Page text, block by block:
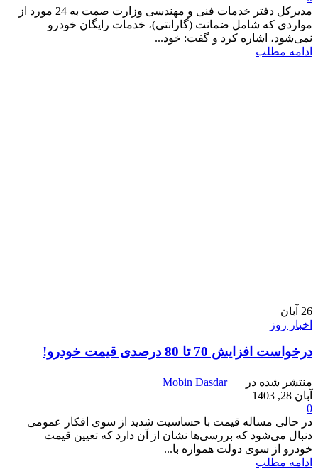
مدیرکل دفتر خدمات فنی و مهندسی وزارت صمت به 24 مورد از
مواردی که شامل ضمانت (گارانتی)، خدمات رایگان خودرو
نمی‌شود، اشاره کرد و گفت: خود...
ادامه مطلب
26 آبان
اخبار روز
درخواست افزایش 70 تا 80 درصدی قیمت خودرو!
منتشر شده در
Mobin Dasdar
آبان 28, 1403
0
در حالی مساله قیمت با حساسیت شدید از سوی افکار عمومی
دنبال می‌شود که بررسی‌ها نشان از آن دارد که تعیین قیمت
خودرو از سوی دولت همواره با...
ادامه مطلب